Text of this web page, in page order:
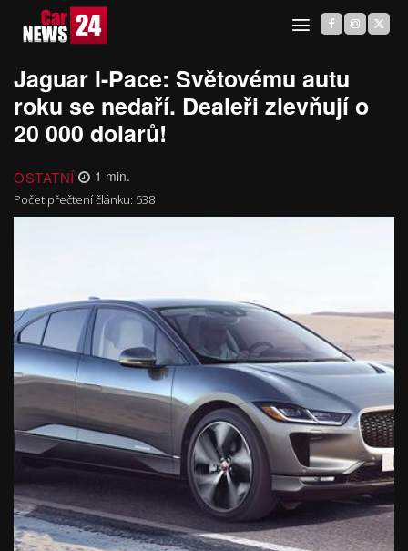
Jaguar I-Pace: Světovému autu
roku se nedaří. Dealeři zlevňují o
20 000 dolarů!
OSTATNÍ 1 min.
Počet přečtení článku: 538